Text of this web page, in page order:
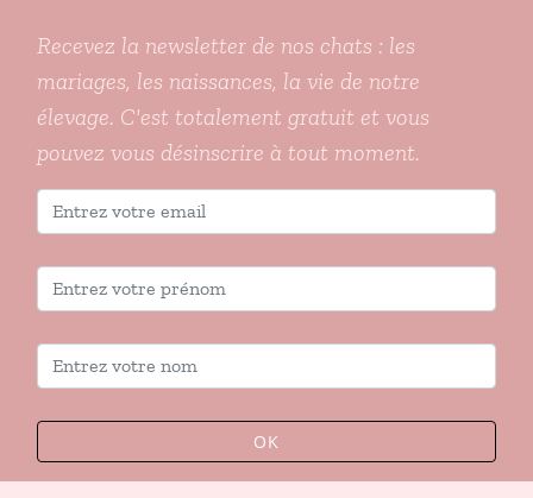
Recevez la newsletter de nos chats : les
mariages, les naissances, la vie de notre
élevage. C'est totalement gratuit et vous
pouvez vous désinscrire à tout moment.
OK